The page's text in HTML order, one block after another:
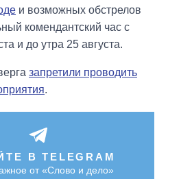
и возможных обстрелов
комендантский час с
и до утра 25 августа.
запретили проводить
.
В TELEGRAM
от «Слово и дело»